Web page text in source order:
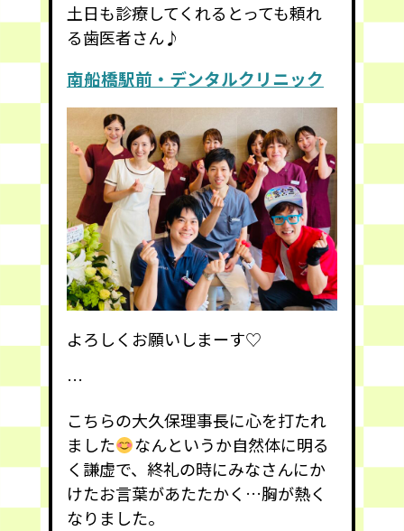
土日も診療してくれるとっても頼れ
る歯医者さん♪
南船橋駅前・デンタルクリニック
よろしくお願いしまーす♡
…
こちらの大久保理事長に心を打たれ
ました
なんというか自然体に明る
く謙虚で、終礼の時にみなさんにか
けたお言葉があたたかく…胸が熱く
なりました。